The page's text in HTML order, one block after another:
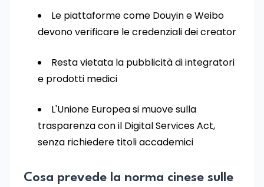
Le piattaforme come Douyin e Weibo
devono verificare le credenziali dei creator
Resta vietata la pubblicità di integratori
e prodotti medici
L'Unione Europea si muove sulla
trasparenza con il Digital Services Act,
senza richiedere titoli accademici
Cosa prevede la norma cinese sulle